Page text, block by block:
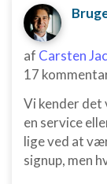
af Carsten
17
Vi kender det
en service
lige ved at
signup, men